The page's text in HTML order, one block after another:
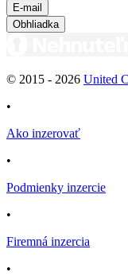
E-mail
Obhliadka
© 2015 - 2026 United
•
Ako inzerovať
•
Podmienky inzercie
•
Firemná inzercia
•